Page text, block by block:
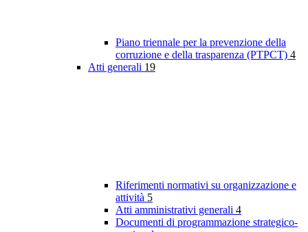
Piano triennale per la prevenzione della
corruzione e della trasparenza (PTPCT) 4
Atti generali 19
Riferimenti normativi su organizzazione e
attività 5
Atti amministrativi generali 4
Documenti di programmazione strategico-